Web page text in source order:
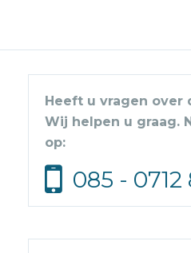
Heeft u vragen over
Wij helpen u graag.
op:
085 - 0712